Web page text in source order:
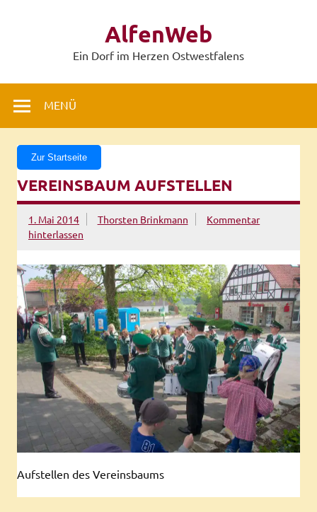
AlfenWeb
Ein Dorf im Herzen Ostwestfalens
MENÜ
Zur Startseite
VEREINSBAUM AUFSTELLEN
1. Mai 2014 Thorsten Brinkmann
Kommentar
hinterlassen
Aufstellen des Vereinsbaums